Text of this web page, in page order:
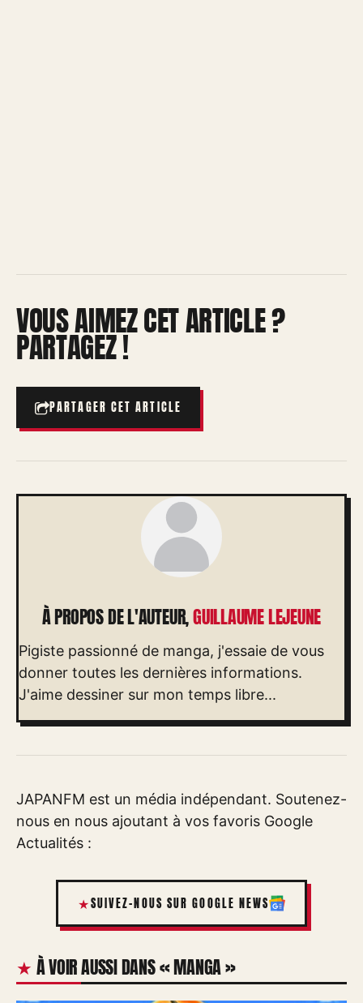
VOUS AIMEZ CET ARTICLE ?
PARTAGEZ !
PARTAGER CET ARTICLE
À PROPOS DE L'AUTEUR,GUILLAUME LEJEUNE
Pigiste passionné de manga, j'essaie de vous
donner toutes les dernières informations.
J'aime dessiner sur mon temps libre...
JAPANFM est un média indépendant. Soutenez-
nous en nous ajoutant à vos favoris Google
Actualités :
SUIVEZ-NOUS SUR GOOGLE NEWS
À VOIR AUSSI DANS « MANGA »